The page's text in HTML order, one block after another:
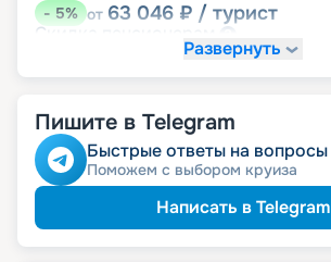
-5% от 63 046 ₽ / турист
Скидка
Развернуть
Пишите в Telegram
Быстрые ответы на вопросы
Поможем с выбором круиза
Написать в Telegram